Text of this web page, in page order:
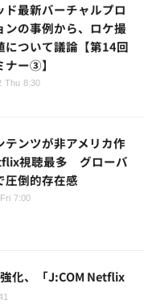
ド最新バーチャルプロ
ンの事例から、ロケ撮
について議論【第14回
ナー③】
Thu 8:30
テンツが非アメリカ作
視聴最多 グローバ
圧倒的存在感
7:00
化、「J:COM Netflix